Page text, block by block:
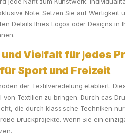
Note. Setzen Sie auf
Details Ihres Logos oder Designs
Vielfalt für jedes
Sport und Freizeit
der Textilveredelung etabliert.
Textilien zu bringen. Durch das
die durch klassische Techniken
Druckprojekte. Wenn Sie ein